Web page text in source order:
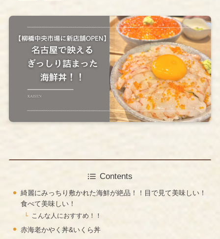
Contents
綺麗にみっちり敷かれた海鮮が絶品！！目で見て美味しい！
食べて美味しい！
こんな人におすすめ！！
赤海老かやく丼&いくら丼